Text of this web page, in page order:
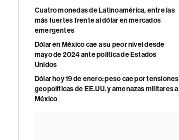
Cuatro monedas de Latinoamérica, entre las
más fuertes frente al dólar en mercados
emergentes
Dólar en México cae a su peor nivel desde
mayo de 2024 ante política de Estados
Unidos
Dólar hoy 19 de enero: peso cae por tensiones
geopolíticas de EE.UU. y amenazas militares a
México